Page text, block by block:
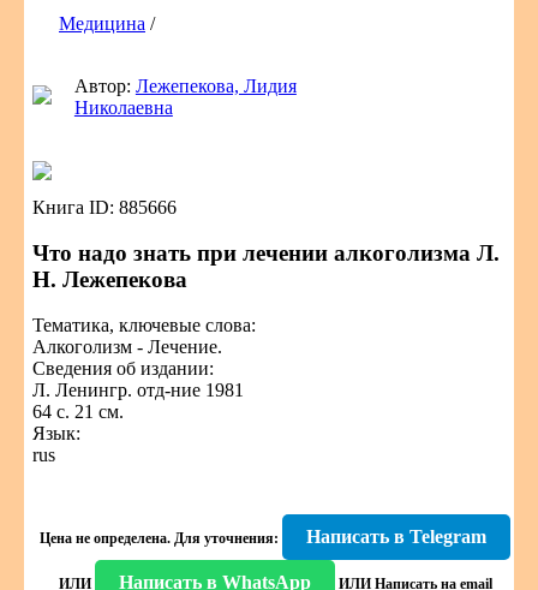
Медицина /
Автор: Лежепекова, Лидия
Николаевна
Книга ID: 885666
Что надо знать при лечении алкоголизма Л.
Н. Лежепекова
Тематика, ключевые слова:
Алкоголизм - Лечение.
Сведения об издании:
Л. Ленингр. отд-ние 1981
64 с. 21 см.
Язык:
rus
Цена не определена. Для уточнения: Написать в Telegram
ИЛИ Написать в WhatsApp ИЛИ Написать на email